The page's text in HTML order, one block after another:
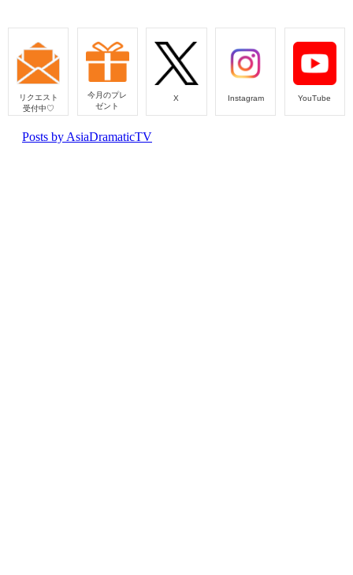
リクエスト
受付中♡
今月のプレ
ゼント
X Instagram YouTube